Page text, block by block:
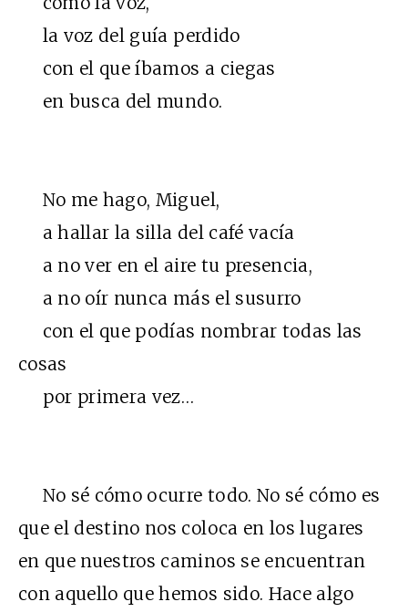
la voz del guía perdido
con el que íbamos a ciegas
en busca del mundo.
No me hago, Miguel,
a hallar la silla del café vacía
a no ver en el aire tu presencia,
a no oír nunca más el susurro
con el que podías nombrar todas las
cosas
por primera vez…
No sé cómo ocurre todo. No sé cómo es
que el destino nos coloca en los lugares
en que nuestros caminos se encuentran
con aquello que hemos sido. Hace algo